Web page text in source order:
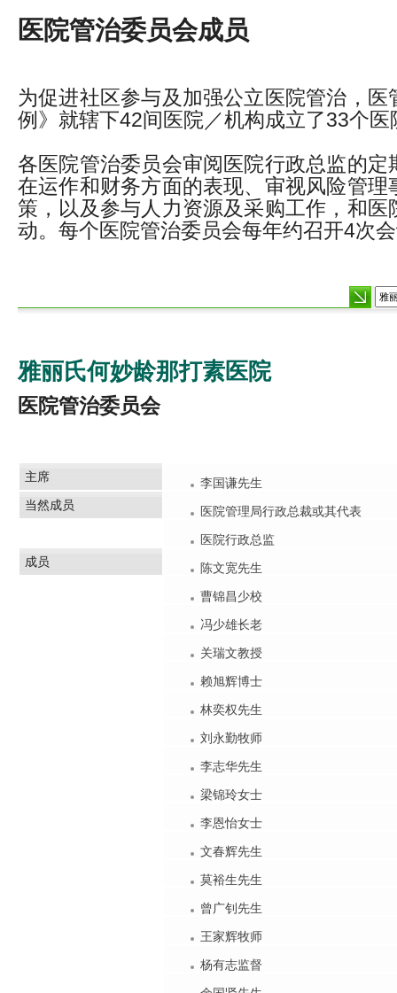
医院管治委员会成员
为促进社区参与及加强公立医院管治，
例》就辖下42间医院／机构成立了33个医
各医院管治委员会审阅医院行政总监的定
在运作和财务方面的表现、审视风险管理
策，以及参与人力资源及采购工作，和医
动。每个医院管治委员会每年约召开4次
雅丽氏何妙龄那打素医院
医院管治委员会
主席
李国谦先生
当然成员
医院管理局行政总裁或其代表
医院行政总监
成员
陈文宽先生
曹锦昌少校
冯少雄长老
关瑞文教授
赖旭辉博士
林奕权先生
刘永勤牧师
李志华先生
梁锦玲女士
李恩怡女士
文春辉先生
莫裕生先生
曾广钊先生
王家辉牧师
杨有志监督